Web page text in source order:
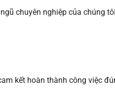
chuyên nghiệp của chúng
kết hoàn thành công việc